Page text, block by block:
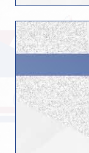
A négynapos
győztese a